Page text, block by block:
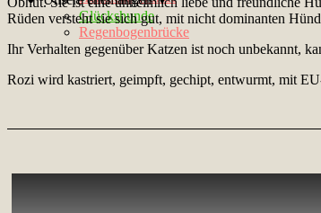
Glückshunde
Regenbogenbrücke
Rüden versteht sie sich gut, mit nicht dominanten
Ihr Verhalten gegenüber Katzen ist noch unbekannt,
Rozi wird kastriert, geimpft, gechipt, entwurmt, mit